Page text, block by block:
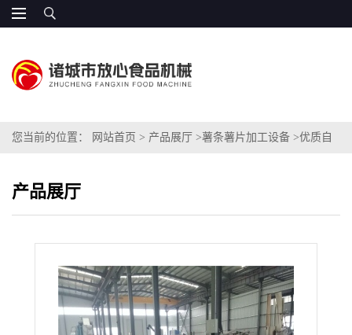
您当前的位置： 网站首页 > 产品展厅 >薯条薯片加工设备 >优质自
产品展厅